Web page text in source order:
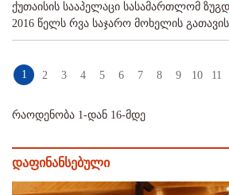
ქუთაისის სააპელაცი სასამართლომ
2016 წელს რვა საჯარო მოხელის
1 2 3 4 5 6 7 8 9 10 11
რაოდენობა 1-დან 16-მდე
დაფინანსებული